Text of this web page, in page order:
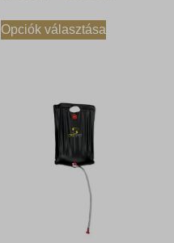
Opciók választása